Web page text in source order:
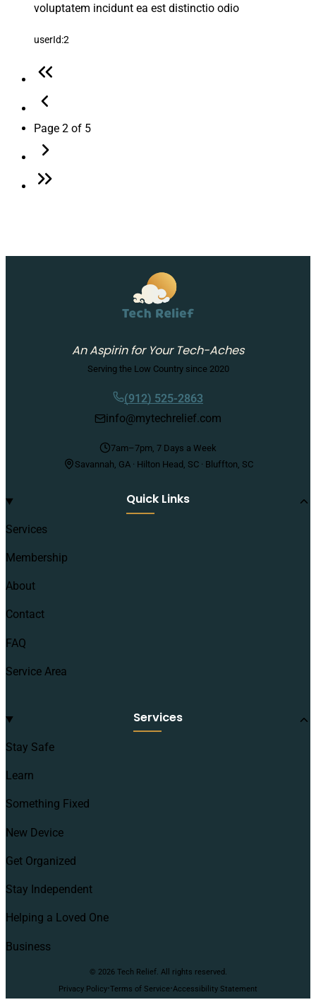
voluptatem incidunt ea est distinctio odio
userId:2
Page 2 of 5
An Aspirin for Your Tech-Aches
Serving the Low Country since 2020
(912) 525-2863
info@mytechrelief.com
7am–7pm, 7 Days a Week
Savannah, GA · Hilton Head, SC · Bluffton, SC
Quick Links
Services
Membership
About
Contact
FAQ
Service Area
Services
Stay Safe
Learn
Something Fixed
New Device
Get Organized
Stay Independent
Helping a Loved One
Business
© 2026 Tech Relief. All rights reserved.
Privacy Policy·Terms of Service·Accessibility Statement